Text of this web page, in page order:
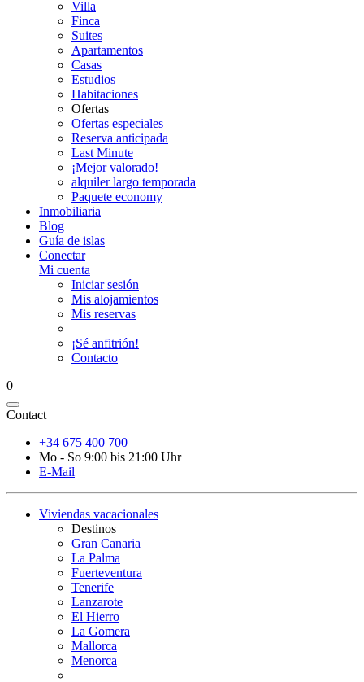
Villa
Finca
Suites
Apartamentos
Casas
Estudios
Habitaciones
Ofertas
Ofertas especiales
Reserva anticipada
Last Minute
¡Mejor valorado!
alquiler largo temporada
Paquete economy
Inmobiliaria
Blog
Guía de islas
Conectar
Mi cuenta
Iniciar sesión
Mis alojamientos
Mis reservas
¡Sé anfitrión!
Contacto
0
Contact
+34 675 400 700
Mo - So 9:00 bis 21:00 Uhr
E-Mail
Viviendas vacacionales
Destinos
Gran Canaria
La Palma
Fuerteventura
Tenerife
Lanzarote
El Hierro
La Gomera
Mallorca
Menorca